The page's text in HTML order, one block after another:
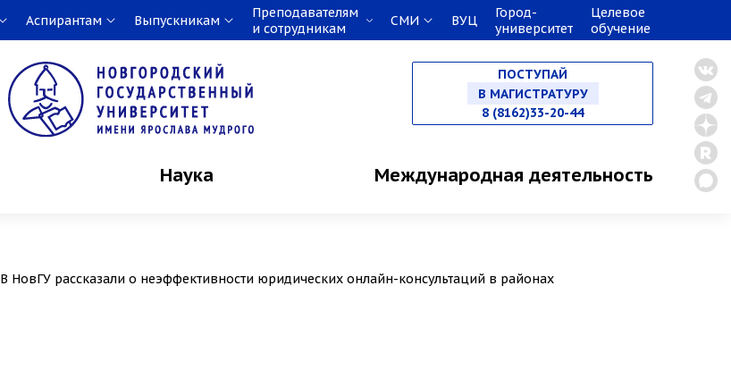
Аспирантам Выпускникам
Преподавателям
и сотрудникам
СМИ ВУЦ
Город-
университет
Целевое
обучение
ПОСТУПАЙ
НА СПЕЦИАЛИТЕТ
В МАГИСТРАТУРУ
8 (8162)33-20-44
Наука Международная деятельность
В НовГУ рассказали о неэффективности юридических онлайн-консультаций в районах